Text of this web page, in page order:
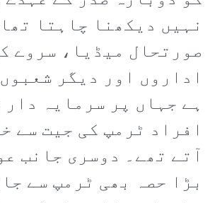
نہیں دیکھنا چاہتا
صورتحال میڈیا، سروے
اداروں اور دیگر
ہے جہاں پر سرمایہ
افراد ٹرمپ کی جیت سے
آتے تھے۔ دوسری جانب
بڑا حصہ بھی ٹرمپ سے